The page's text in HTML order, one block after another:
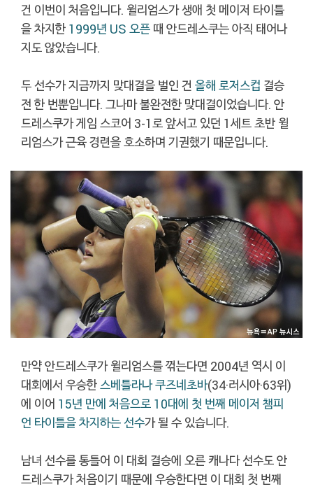
건 이번이 처음입니다. 윌리엄스가 생애 첫 메이저 타이틀
을 차지한 1999년 US 오픈 때 안드레스쿠는 아직 태어나
지도 않았습니다.
두 선수가 지금까지 맞대결을 벌인 건 올해 로저스컵 결승
전 한 번뿐입니다. 그나마 불완전한 맞대결이었습니다. 안
드레스쿠가 게임 스코어 3-1로 앞서고 있던 1세트 초반 윌
리엄스가 근육 경련을 호소하며 기권했기 때문입니다.
만약 안드레스쿠가 윌리엄스를 꺾는다면 2004년 역시 이
대회에서 우승한스베틀라나 쿠즈네초바(34·러시아·63위)
에 이어 15년 만에 처음으로 10대에 첫 번째 메이저 챔피
언 타이틀을 차지하는 선수가 될 수 있습니다.
남녀 선수를 통틀어 이 대회 결승에 오른 캐나다 선수도 안
드레스쿠가 처음이기 때문에 우승한다면 이 대회 첫 번째